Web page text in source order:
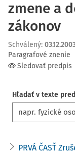
zmene a
zákonov
Schválený:
Paragrafové znenie
Sledovať predpis
Hľadať v texte
PRVÁ ČASŤ